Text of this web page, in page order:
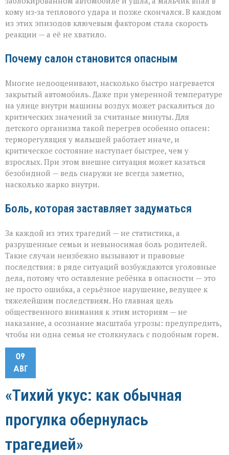
кому из‑за теплового удара и позже скончался. В каждом
из этих эпизодов ключевым фактором стала скорость
реакции — а её не хватило.
Почему салон становится опасным
Многие недооценивают, насколько быстро нагревается
закрытый автомобиль. Даже при умеренной температуре
на улице внутри машины воздух может раскалиться до
критических значений за считаные минуты. Для
детского организма такой перегрев особенно опасен:
терморегуляция у малышей работает иначе, и
критическое состояние наступает быстрее, чем у
взрослых. При этом внешне ситуация может казаться
безобидной — ведь снаружи не всегда заметно,
насколько жарко внутри.
Боль, которая заставляет задуматься
За каждой из этих трагедий — не статистика, а
разрушенные семьи и невыносимая боль родителей.
Такие случаи неизбежно вызывают и правовые
последствия: в ряде ситуаций возбуждаются уголовные
дела, потому что оставление ребёнка в опасности — это
не просто ошибка, а серьёзное нарушение, ведущее к
тяжелейшим последствиям. Но главная цель
общественного внимания к этим историям — не
наказание, а осознание масштаба угрозы: предупредить,
чтобы ни одна семья не столкнулась с подобным горем.
09
АВГ
«Тихий укус: как обычная
прогулка обернулась
трагедией»